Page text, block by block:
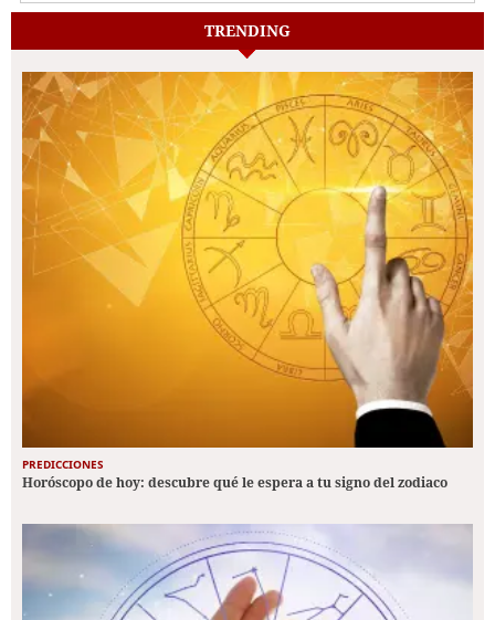
TRENDING
PREDICCIONES
Horóscopo de hoy: descubre qué le espera a tu signo del zodiaco